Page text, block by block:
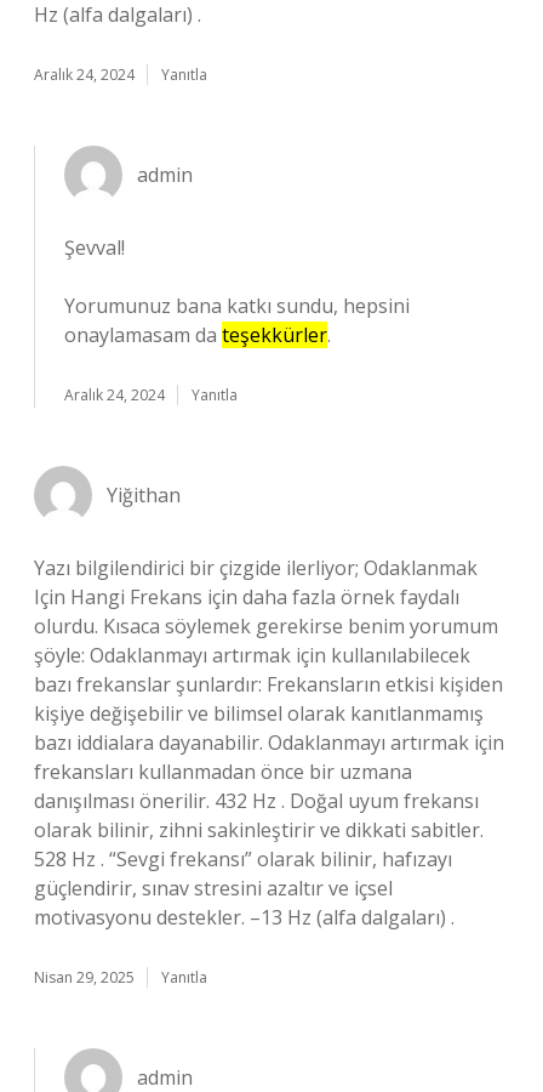
Hz (alfa dalgaları) .
Aralık 24, 2024 Yanıtla
admin
Şevval!
Yorumunuz bana katkı sundu, hepsini
onaylamasam da teşekkürler.
Aralık 24, 2024 Yanıtla
Yiğithan
Yazı bilgilendirici bir çizgide ilerliyor; Odaklanmak
Için Hangi Frekans için daha fazla örnek faydalı
olurdu. Kısaca söylemek gerekirse benim yorumum
şöyle: Odaklanmayı artırmak için kullanılabilecek
bazı frekanslar şunlardır: Frekansların etkisi kişiden
kişiye değişebilir ve bilimsel olarak kanıtlanmamış
bazı iddialara dayanabilir. Odaklanmayı artırmak için
frekansları kullanmadan önce bir uzmana
danışılması önerilir. 432 Hz . Doğal uyum frekansı
olarak bilinir, zihni sakinleştirir ve dikkati sabitler.
528 Hz . “Sevgi frekansı” olarak bilinir, hafızayı
güçlendirir, sınav stresini azaltır ve içsel
motivasyonu destekler. –13 Hz (alfa dalgaları) .
Nisan 29, 2025 Yanıtla
admin